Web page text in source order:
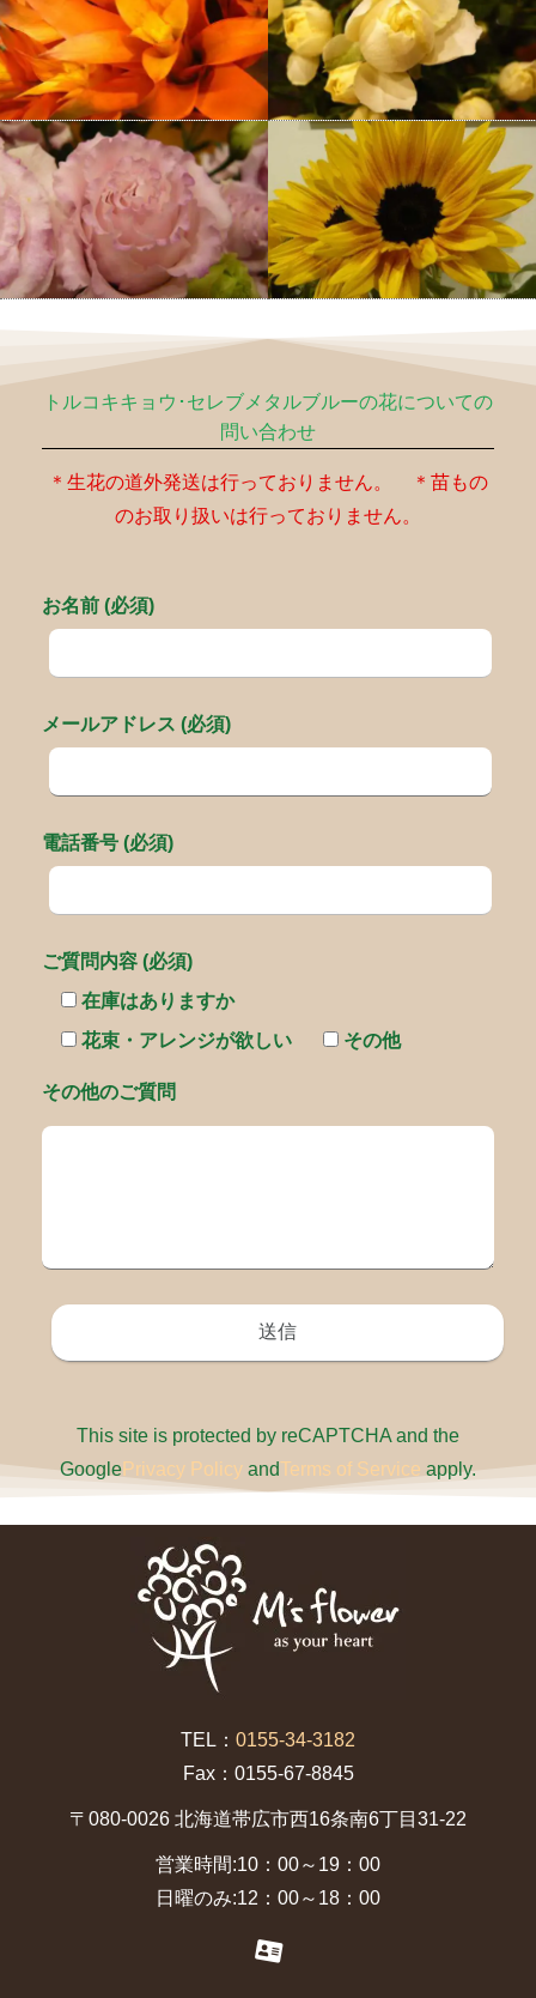
トルコキキョウ･セレブメタルブルーの花についての
問い合わせ
＊生花の道外発送は行っておりません。 ＊苗もの
のお取り扱いは行っておりません。
お名前 (必須)
メールアドレス (必須)
電話番号 (必須)
ご質問内容 (必須)
在庫はありますか
花束・アレンジが欲しい
その他
その他のご質問
This site is protected by reCAPTCHA and the
GooglePrivacy Policy andTerms of Service apply.
TEL： 0155-34-3182
Fax：0155-67-8845
〒080-0026 北海道帯広市西16条南6丁目31-22
営業時間:10：00～19：00
日曜のみ:12：00～18：00